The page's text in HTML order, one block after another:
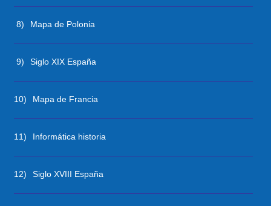
8) Mapa de Polonia
9) Siglo XIX España
10) Mapa de Francia
11) Informática historia
12) Siglo XVIII España